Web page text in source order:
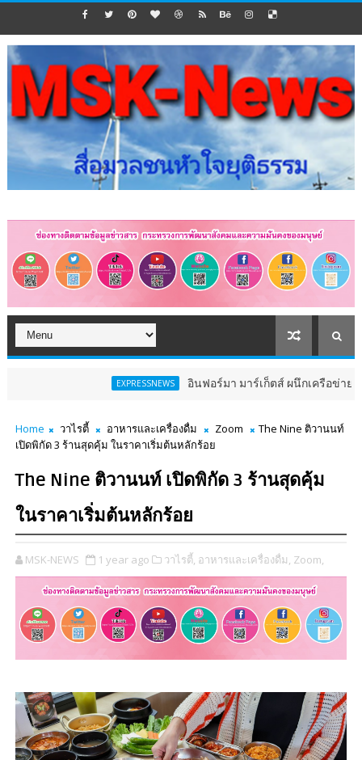
EXPRESSNEWS อินฟอร์มา มาร์เก็ตส์ ผนึกเครือข่ายธุรกิจท่องเ
Home วาไรตี้ อาหารและเครื่องดื่ม Zoom
The Nine ติวานนท์
เปิดพิกัด 3 ร้านสุดคุ้ม ในราคาเริ่มต้นหลักร้อย
The Nine ติวานนท์ เปิดพิกัด 3 ร้านสุดคุ้ม
ในราคาเริ่มต้นหลักร้อย
MSK-NEWS 1 year ago วาไรตี้, อาหารและเครื่องดื่ม, Zoom,